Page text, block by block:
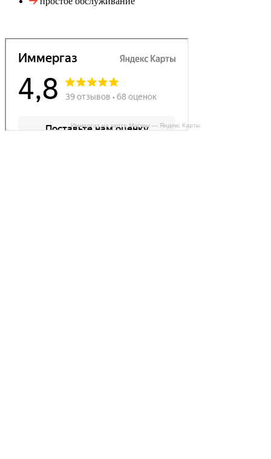
Иммергаз на карте Москвы — Яндекс Карты